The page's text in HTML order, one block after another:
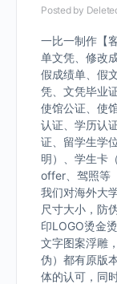
Posted by
一比一制作【
单文凭、修改
假成绩单、假
凭、文凭毕业
使馆公证、使
认证、学历认
证、留学生学
明）、学生卡
offer、驾照等
我们对海外大
尺寸大小，防
印LOGO烫金
文字图案浮雕
伪）都有原版
体的认可，同